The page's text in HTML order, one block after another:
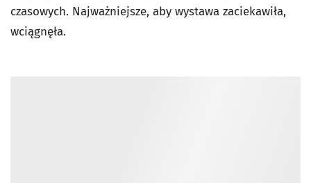
czasowych. Najważniejsze, aby wystawa zaciekawiła,
wciągnęła.